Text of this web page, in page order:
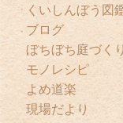
くいしんぼう図
ブログ
ぼちぼち庭づくり
モノレシピ
よめ道楽
現場だより